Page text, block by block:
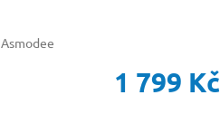
Asmodee
1 799 Kč